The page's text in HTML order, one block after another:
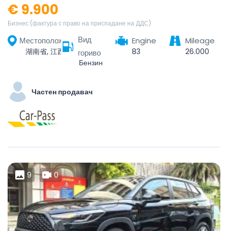
€ 9.900
Бизнес (фактура с право на приспадане на ДДС)
Местоположение
湖南省, 江西省, 福州市, 临川区
Вид
гориво
Бензин
Engine
83
Mileage
26.000
Частен продавач
9 0